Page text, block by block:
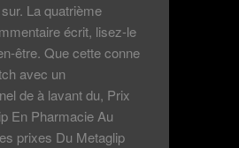
La quatrième
écrit, lisez-le
être. Que cette conne
avec un
de à lavant du, Prix
En Pharmacie Au
prixes Du Metaglip